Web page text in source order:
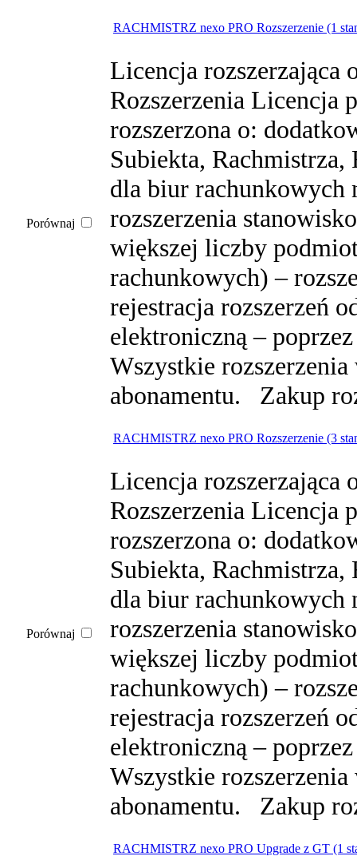
Porównaj
RACHMISTRZ nexo PRO Rozszerzenie (1
Licencja rozszerzająca
Rozszerzenia Licencja
rozszerzona o:
Subiekta,
dla biur rachunkowych
rozszerzenia
większej liczby
rachunkowych) –
rejestracja rozszerzeń
elektroniczną –
Wszystkie rozszerzenia
abonamentu. Zakup
Porównaj
RACHMISTRZ nexo PRO Rozszerzenie (3
Licencja rozszerzająca
Rozszerzenia Licencja
rozszerzona o:
Subiekta,
dla biur rachunkowych
rozszerzenia
większej liczby
rachunkowych) –
rejestracja rozszerzeń
elektroniczną –
Wszystkie rozszerzenia
abonamentu. Zakup
RACHMISTRZ nexo PRO Upgrade z GT (1